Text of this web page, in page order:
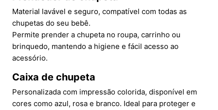
Material lavável e seguro, compatível com todas as
chupetas do seu bebê.
Permite prender a chupeta no roupa, carrinho ou
brinquedo, mantendo a higiene e fácil acesso ao
acessório.
Caixa de chupeta
Personalizada com impressão colorida, disponível em
cores como azul, rosa e branco. Ideal para proteger e